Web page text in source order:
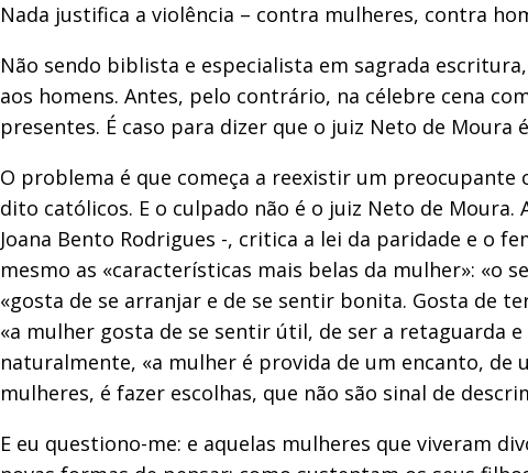
Nada justifica a violência – contra mulheres, contra
Não sendo biblista e especialista em sagrada
aos homens. Antes, pelo contrário, na célebre cena
presentes. É caso para dizer que o juiz Neto de Moura
O problema é que começa a reexistir um
dito católicos. E o culpado não é o juiz Neto de
Joana Bento Rodrigues -, critica a lei da paridade e o
mesmo as «características mais belas da mulher»: «o
«gosta de se arranjar e de se sentir bonita. Gosta de
«a mulher gosta de se sentir útil, de ser a retaguarda
naturalmente, «a mulher é provida de um encanto, de
mulheres, é fazer escolhas, que não são sinal de
E eu questiono-me: e aquelas mulheres que viveram